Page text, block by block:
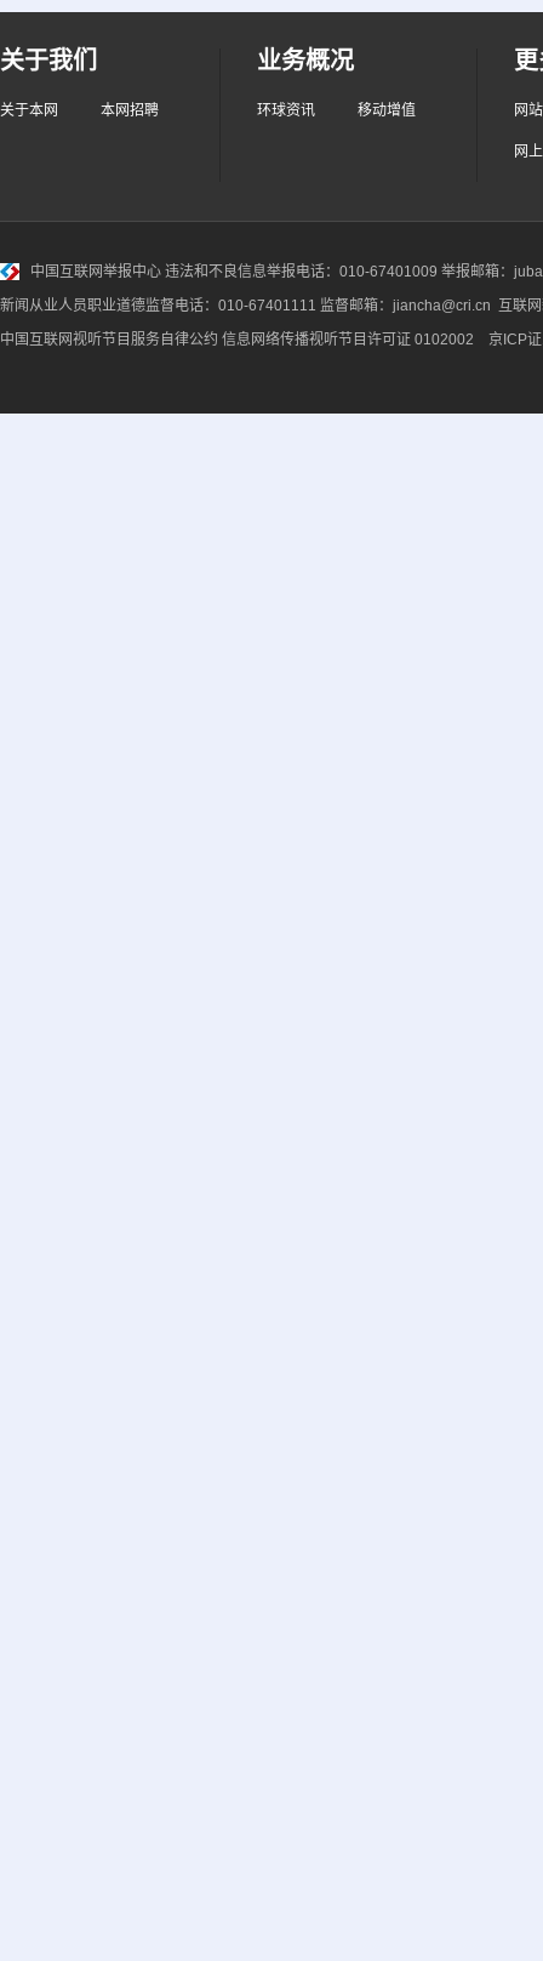
关于我们
关于本网 本网招聘
业务概况
环球资讯 移动增值 网
网
中国互联网举报中心 违法和不良信息举报电话：010-67401009 举报邮箱：
新闻从业人员职业道德监督电话：010-67401111 监督邮箱：jiancha@cri.cn 互联
中国互联网视听节目服务自律公约 信息网络传播视听节目许可证 0102002 京ICP